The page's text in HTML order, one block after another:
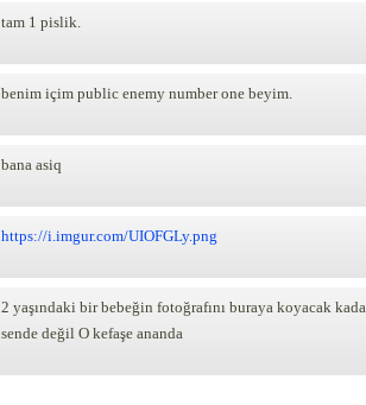
tam 1 pislik.
benim içim public enemy number one beyim.
bana asiq
https://i.imgur.com/UIOFGLy.png
2 yaşındaki bir bebeğin fotoğrafını buraya koyacak
sende değil O kefaşe ananda